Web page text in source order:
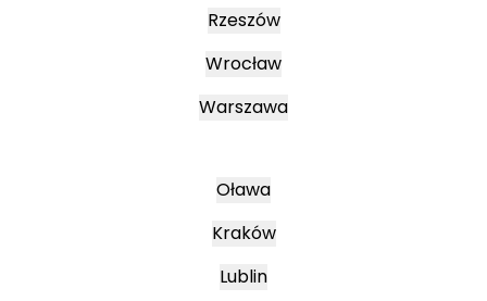
Rzeszów
Wrocław
Warszawa
Oława
Kraków
Lublin